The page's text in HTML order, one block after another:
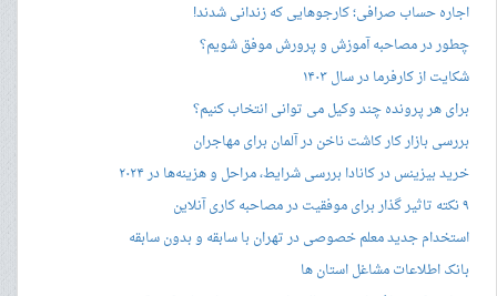
اجاره حساب صرافی؛ کارجوهایی که زندانی شدند!
چطور در مصاحبه‌ آموزش و پرورش موفق شویم؟
شکایت از کارفرما در سال ۱۴۰۳
برای هر پرونده چند وکیل می توانی انتخاب کنیم؟
بررسی بازار کار کاشت ناخن در آلمان برای مهاجران
خرید بیزینس در کانادا بررسی شرایط، مراحل و هزینه‌ها در ۲۰۲۴
۹ نکته تاثیر گذار برای موفقیت در مصاحبه کاری آنلاین
استخدام جدید معلم خصوصی در تهران با سابقه و بدون سابقه
بانک اطلاعات مشاغل استان ها